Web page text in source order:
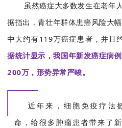
虽然癌症大多数发生在老年
据指出，青壮年群体患癌风险大
中大约有119万癌症患者，并且
据统计显示，我国年新发癌症病
200万，形势异常严峻。
近年来，细胞免疫疗法
命，给很多肿瘤患者带来了